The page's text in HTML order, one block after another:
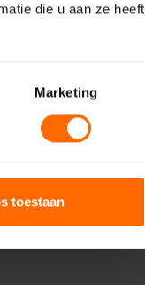
die u aan ze heeft
Marketing
toestaan